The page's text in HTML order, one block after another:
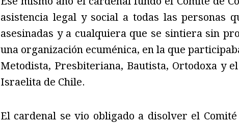
asistencia legal y social a todas las personas
asesinadas y a cualquiera que se sintiera sin
una organización ecuménica, en la que
Metodista, Presbiteriana, Bautista, Ortodoxa y
Israelita de Chile.
El cardenal se vio obligado a disolver el